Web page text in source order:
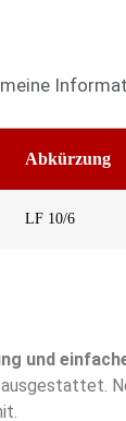
Abkürzung
LF 10/6
und
ausgestattet.